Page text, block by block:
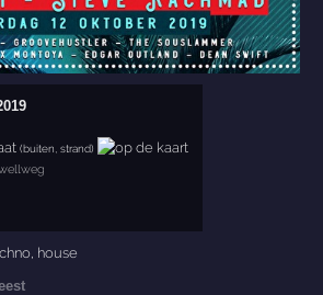
(buiten, strand)
, house